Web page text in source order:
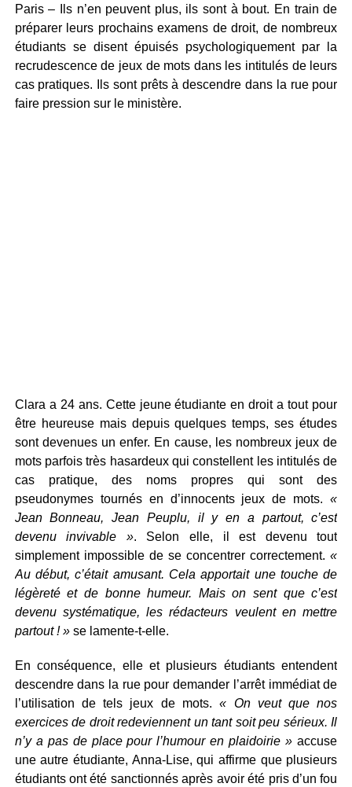
Paris – Ils n’en peuvent plus, ils sont à bout. En train de
préparer leurs prochains examens de droit, de nombreux
étudiants se disent épuisés psychologiquement par la
recrudescence de jeux de mots dans les intitulés de leurs
cas pratiques. Ils sont prêts à descendre dans la rue pour
faire pression sur le ministère.
Clara a 24 ans. Cette jeune étudiante en droit a tout pour
être heureuse mais depuis quelques temps, ses études
sont devenues un enfer. En cause, les nombreux jeux de
mots parfois très hasardeux qui constellent les intitulés de
cas pratique, des noms propres qui sont des
pseudonymes tournés en d’innocents jeux de mots.«
Jean Bonneau, Jean Peuplu, il y en a partout, c’est
devenu invivable ». Selon elle, il est devenu tout
simplement impossible de se concentrer correctement.«
Au début, c’était amusant. Cela apportait une touche de
légèreté et de bonne humeur. Mais on sent que c’est
devenu systématique, les rédacteurs veulent en mettre
partout ! »se lamente-t-elle.
En conséquence, elle et plusieurs étudiants entendent
descendre dans la rue pour demander l’arrêt immédiat de
l’utilisation de tels jeux de mots. « On veut que nos
exercices de droit redeviennent un tant soit peu sérieux. Il
n’y a pas de place pour l’humour en plaidoirie » accuse
une autre étudiante, Anna-Lise, qui affirme que plusieurs
étudiants ont été sanctionnés après avoir été pris d’un fou